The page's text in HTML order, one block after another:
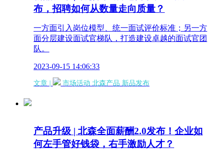
布，招聘如何从数量走向质量？
一方面引入岗位模型、统一面试评价标准；另一方
面分层建设面试官梯队，打造建设卓越的面试官团
队。
2023-09-15 14:06:33
文章 | 市场活动 北森产品 新品发布
产品升级 | 北森全面薪酬2.0发布！企业如
何左手管好钱袋，右手激励人才？